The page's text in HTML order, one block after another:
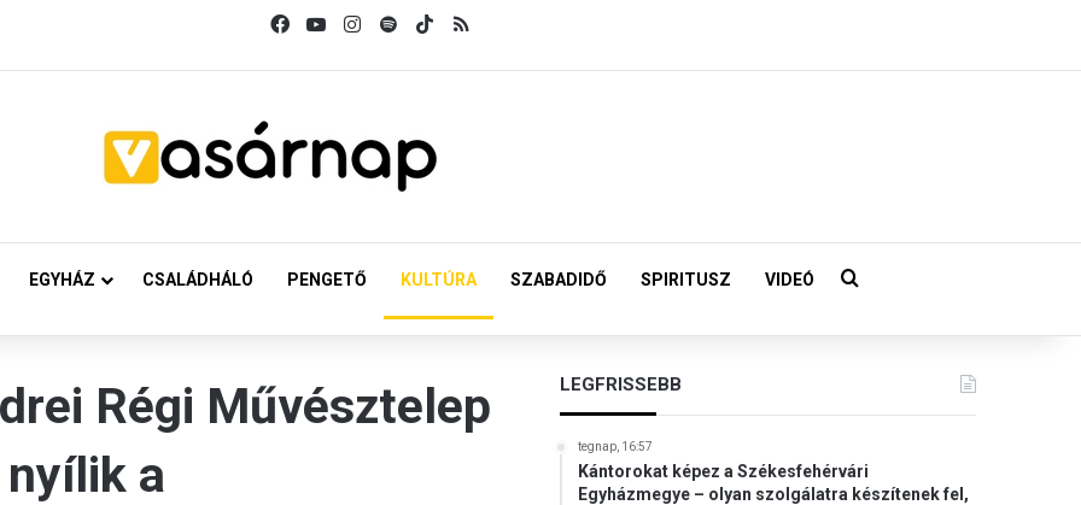
FacebookYouTubeInstagramSpotifyTikTokRSS
EGYHÁZ CSALÁDHÁLÓ PENGETŐ KULTÚRA SZABADIDŐ SPIRITUSZ VIDEÓ Keresés:
Régi Művésztelep
a
LEGFRISSEBB
tegnap, 16:57
Kántorokat képez a Székesfehérvári
Egyházmegye – olyan szolgálatra készítenek fel,